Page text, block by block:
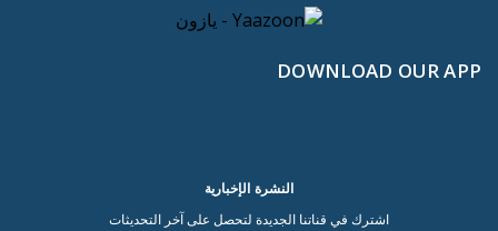
DOWNLOAD OUR APP
النشرة الإخبارية
اشترك في قناتنا الجديدة لتحصل على آخر التحديثات